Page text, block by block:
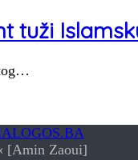
tuži
[Amin Zaoui]